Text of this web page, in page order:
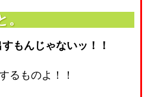
もんじゃないッ！！
るものよ！！